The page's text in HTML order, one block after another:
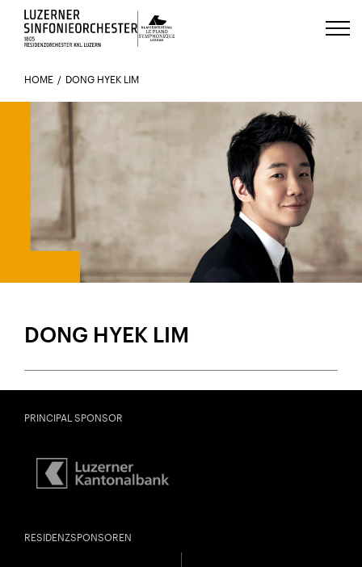
Luzerns Klavierfestival «Le Piano
HOME DONG HYEK LIM
DONG HYEK LIM
PRINCIPAL SPONSOR
RESIDENZSPONSOREN